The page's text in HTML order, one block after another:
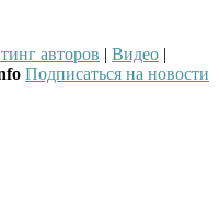
авторов | Видео |
Подписаться на новости